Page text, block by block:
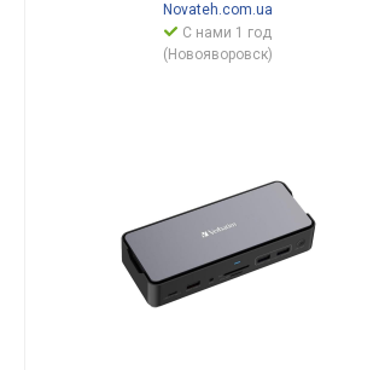
Novateh.com.ua
С нами 1 год
(Новояворовск)